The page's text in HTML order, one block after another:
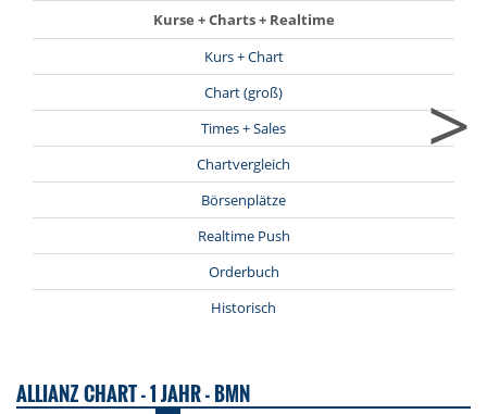
Kurse + Charts + Realtime
Kurs + Chart
Chart (groß)
Times + Sales
Chartvergleich
Börsenplätze
Realtime Push
Orderbuch
Historisch
>
ALLIANZ CHART - 1 JAHR - BMN